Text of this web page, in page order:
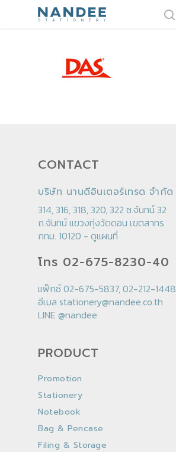
CONTACT
บริษัท นานดีอินเตอร์เทรด จำกัด
314, 316, 318, 320, 322 ซ.จันทน์ 32
ถ.จันทน์ แขวงทุ่งวัดดอน เขตสาทร
กทม. 10120 - ดูแผนที่
โทร 02-675-8230-40
แฟ็กซ์ 02-675-5837, 02-212-1448
อีเมล stationery@nandee.co.th
LINE @nandee
PRODUCT
Promotion
Stationery
Notebook
Bag & Pencase
Filing & Storage